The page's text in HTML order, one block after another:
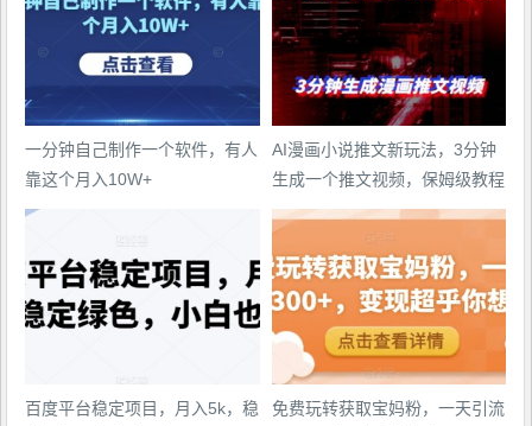
一分钟自己制作一个软件，有人
靠这个月入10W+
AI漫画小说推文新玩法，3分钟
生成一个推文视频，保姆级教程
【配项目操作和软件教程】
百度平台稳定项目，月入5k，稳
免费玩转获取宝妈粉，一天引流